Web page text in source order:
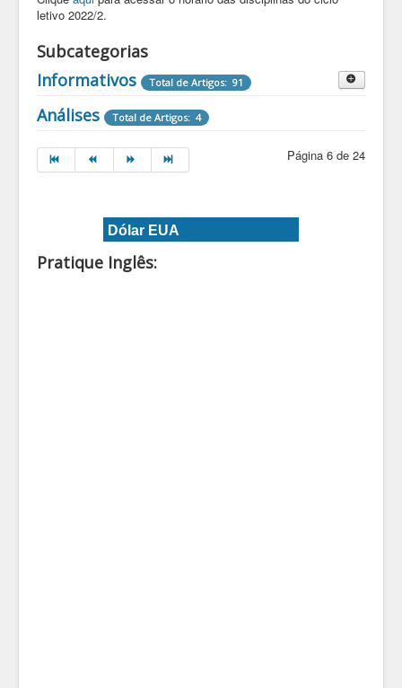
letivo 2022/2.
Subcategorias
Informativos
Total de Artigos: 91
Destaques Informativos
Análises Total de Artigos: 4
Página 6 de 24
Dólar EUA
Pratique Inglês: